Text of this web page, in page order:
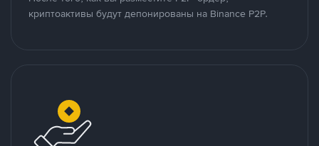
криптоактивы будут депонированы на Binance P2P.